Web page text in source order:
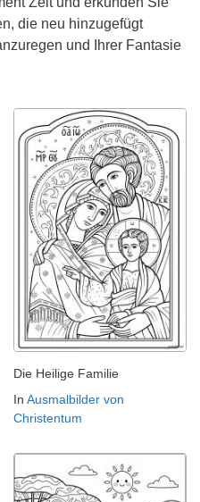
die neu hinzugefügt
und Ihrer Fantasie
Die Heilige Familie
In Ausmalbilder von
Christentum